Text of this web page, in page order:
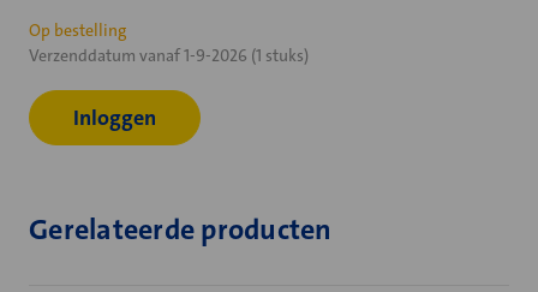
Huidige
voorraad:
Op bestelling
Verzenddatum vanaf 1-9-2026 (1 stuks)
Inloggen
Gerelateerde producten